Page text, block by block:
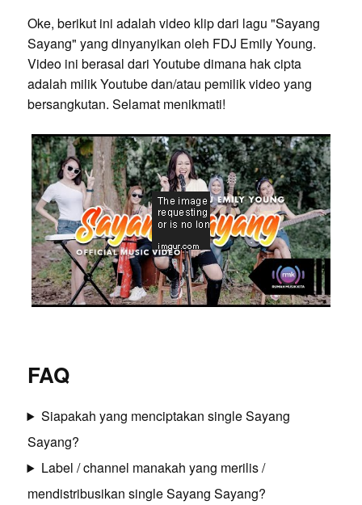
Oke, berikut ini adalah video klip dari lagu "Sayang
Sayang" yang dinyanyikan oleh FDJ Emily Young.
Video ini berasal dari Youtube dimana hak cipta
adalah milik Youtube dan/atau pemilik video yang
bersangkutan. Selamat menikmati!
FAQ
Siapakah yang menciptakan single Sayang
Sayang?
Label / channel manakah yang merilis /
mendistribusikan single Sayang Sayang?